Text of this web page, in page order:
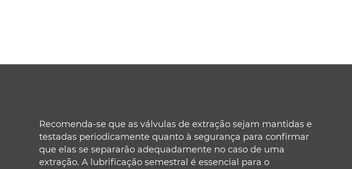
Recomenda-se que as válvulas de extração sejam mantidas e
testadas periodicamente quanto à segurança para confirmar
que elas se separarão adequadamente no caso de uma
extração. A lubrificação semestral é essencial para o